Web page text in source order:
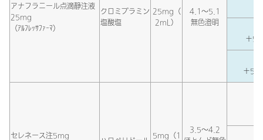
アナフラニール点滴静注液
25mg
（ｱﾙﾌﾚｯｻﾌｧｰﾏ）
クロミプラミン
塩酸塩
25mg（
2mL）
4.1～5.1
無色澄明
＋5
＋5
セレネース注5mg
5mg（1
3.5～4.2